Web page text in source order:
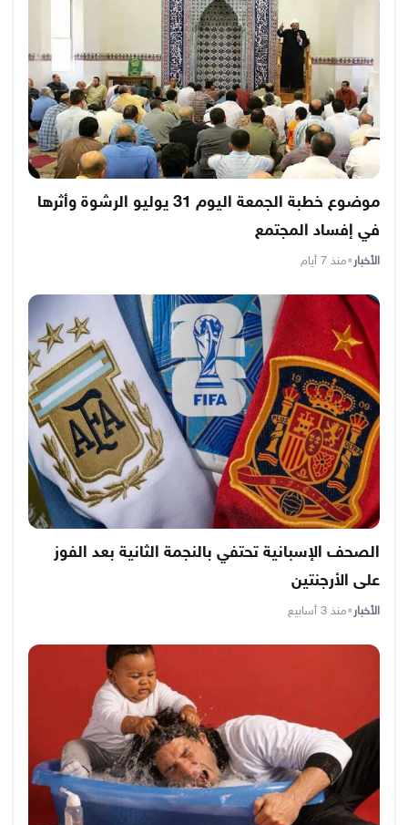
موضوع خطبة الجمعة اليوم 31 يوليو الرشوة وأثرها
في إفساد المجتمع
الأخبار•منذ 7 أيام
الصحف الإسبانية تحتفي بالنجمة الثانية بعد الفوز
على الأرجنتين
الأخبار•منذ 3 أسابيع